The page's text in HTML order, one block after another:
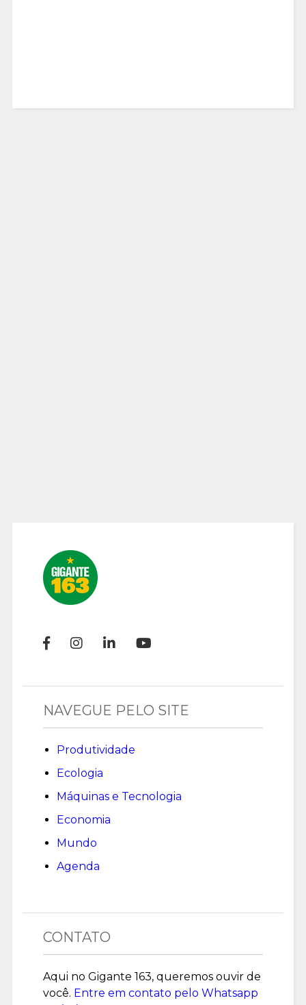
NAVEGUE PELO SITE
Produtividade
Ecologia
Máquinas e Tecnologia
Economia
Mundo
Agenda
CONTATO
Aqui no Gigante 163, queremos ouvir de
você. Entre em contato pelo Whatsapp